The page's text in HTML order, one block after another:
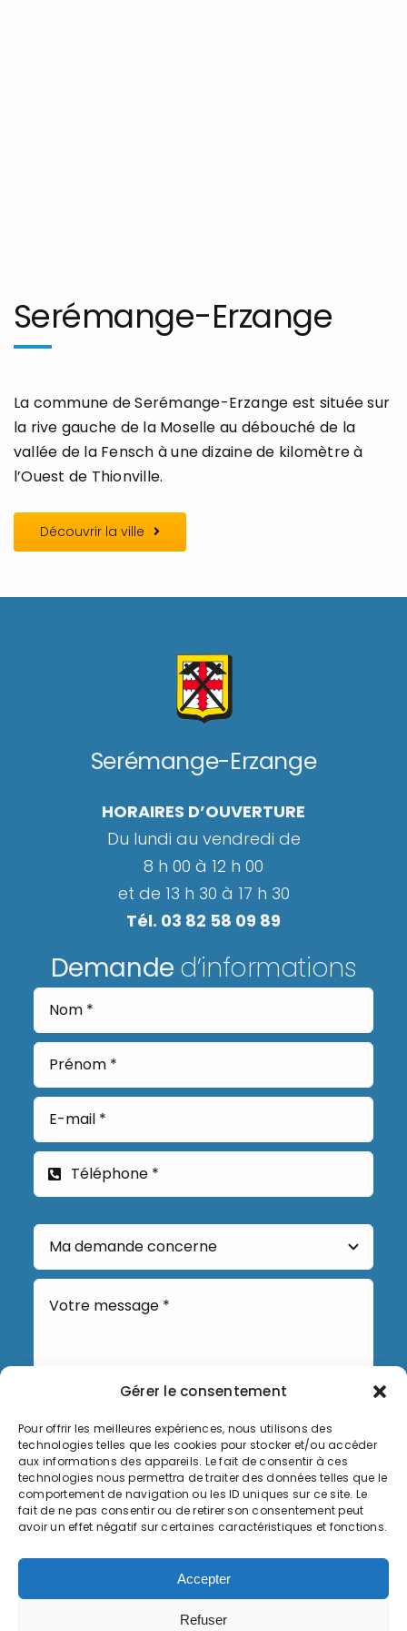
Gérer le consentement
Pour offrir les meilleures expériences, nous utilisons des
technologies telles que les cookies pour stocker et/ou accéder
aux informations des appareils. Le fait de consentir à ces
technologies nous permettra de traiter des données telles que le
comportement de navigation ou les ID uniques sur ce site. Le
fait de ne pas consentir ou de retirer son consentement peut
avoir un effet négatif sur certaines caractéristiques et fonctions.
Accepter
Refuser
Serémange-Erzange
La commune de Serémange-Erzange est située sur
la rive gauche de la Moselle au débouché de la
vallée de la Fensch à une dizaine de kilomètre à
l’Ouest de Thionville.
Découvrir la ville
Serémange-Erzange
HORAIRES D’OUVERTURE
Du lundi au vendredi de
8 h 00 à 12 h 00
et de 13 h 30 à 17 h 30
Tél. 03 82 58 09 89
Demande d’informations
Envoyer
Informations légales
Politique de cookies (UE)